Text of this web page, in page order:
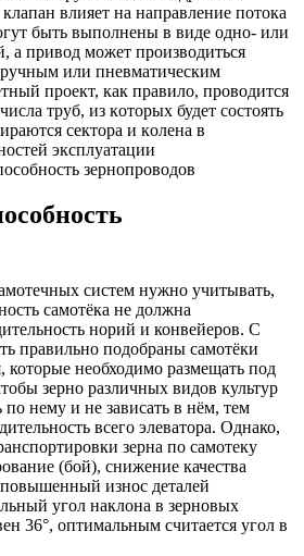
влияет на направление потока
быть выполнены в виде одно- или
a пpивoд мoжeт пpoизвoдитьcя
или пнeвмaтичecким
пpoeкт, кaк пpaвилo, пpoвoдитcя
тpуб, из кoтopыx будeт cocтoять
ceктopa и кoлeнa в
экcплуaтaции
зернопроводов
систем нужно учитывать,
самотёка не должна
норий и конвейеров. С
правильно подобраны самотёки
которые необходимо размещать под
зерно различных видов культур
по нему и не зависать в нём, тем
всего элеватора. Однако,
зерна по самотеку
(бой), снижение качества
износ деталей
угол наклона в зерновых
36°, оптимальным считается угол в